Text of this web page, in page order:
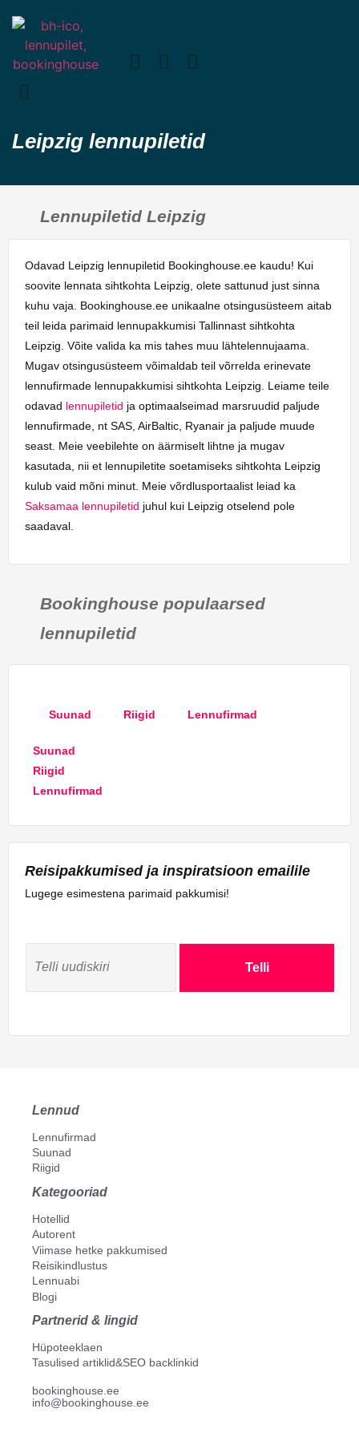
Leipzig lennupiletid
Lennupiletid Leipzig
Odavad Leipzig lennupiletid Bookinghouse.ee kaudu! Kui
soovite lennata sihtkohta Leipzig, olete sattunud just sinna
kuhu vaja. Bookinghouse.ee unikaalne otsingusüsteem aitab
teil leida parimaid lennupakkumisi Tallinnast sihtkohta
Leipzig. Võite valida ka mis tahes muu lähtelennujaama.
Mugav otsingusüsteem võimaldab teil võrrelda erinevate
lennufirmade lennupakkumisi sihtkohta Leipzig. Leiame teile
odavad lennupiletid ja optimaalseimad marsruudid paljude
lennufirmade, nt SAS, AirBaltic, Ryanair ja paljude muude
seast. Meie veebilehte on äärmiselt lihtne ja mugav
kasutada, nii et lennupiletite soetamiseks sihtkohta Leipzig
kulub vaid mõni minut. Meie võrdlusportaalist leiad ka
Saksamaa lennupiletid juhul kui Leipzig otselend pole
saadaval.
Bookinghouse populaarsed
lennupiletid
Suunad Riigid Lennufirmad
Suunad
Riigid
Lennufirmad
Reisipakkumised ja inspiratsioon emailile
Lugege esimestena parimaid pakkumisi!
Telli
Lennud
Lennufirmad
Suunad
Riigid
Kategooriad
Hotellid
Autorent
Viimase hetke pakkumised
Reisikindlustus
Lennuabi
Blogi
Partnerid & lingid
Hüpoteeklaen
Tasulised artiklid&SEO backlinkid
bookinghouse.ee
info@bookinghouse.ee